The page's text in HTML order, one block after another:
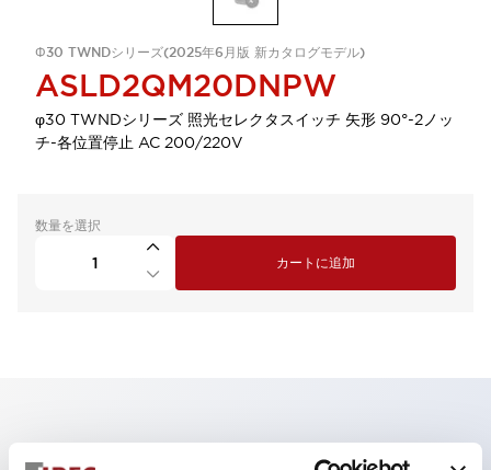
Φ30 TWNDシリーズ(2025年6月版 新カタログモデル)
ASLD2QM20DNPW
φ30 TWNDシリーズ 照光セレクタスイッチ 矢形 90°-2ノッ
チ-各位置停止 AC 200/220V
数量を選択
カートに追加
主な特長